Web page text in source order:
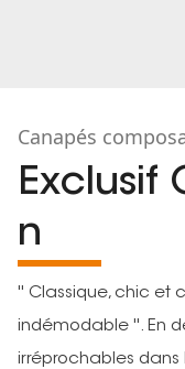
Canapés
Exclusif
n
'' Classique, chic et
indémodable ''. En
irréprochables dans